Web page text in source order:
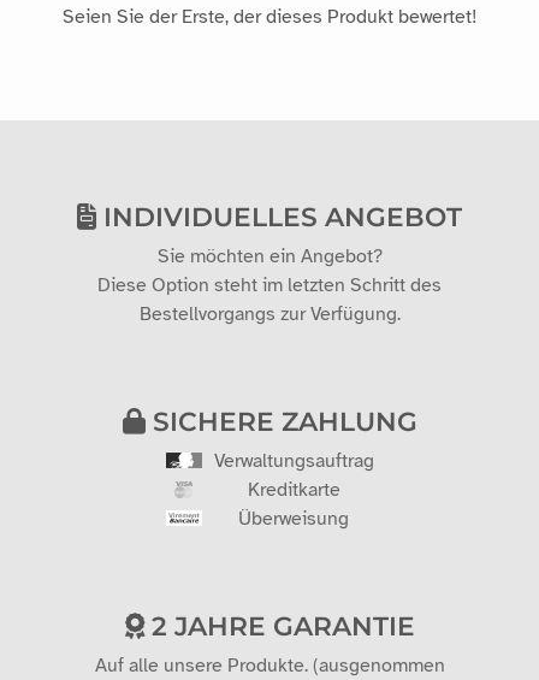
Seien Sie der Erste, der dieses Produkt bewertet!
INDIVIDUELLES ANGEBOT
Sie möchten ein Angebot?
Diese Option steht im letzten Schritt des
Bestellvorgangs zur Verfügung.
SICHERE ZAHLUNG
Verwaltungsauftrag
Kreditkarte
Überweisung
2 JAHRE GARANTIE
Auf alle unsere Produkte. (ausgenommen